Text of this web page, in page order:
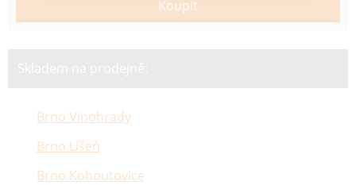
Brno Vinohrady
Brno Líšeň
Brno Kohoutovice